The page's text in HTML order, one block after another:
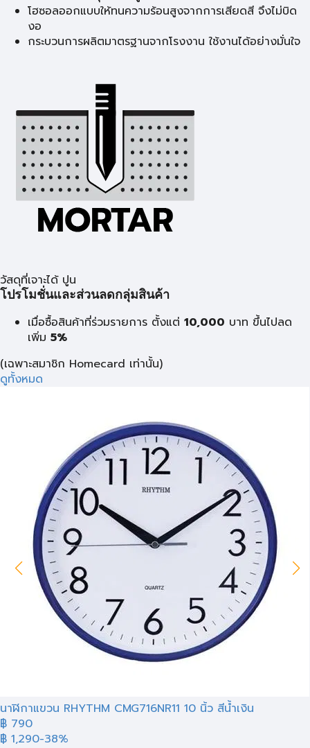
โฮซอลออกแบบให้ทนความร้อนสูงจากการเสียดสี จึงไม่บิด
งอ
กระบวนการผลิตมาตรฐานจากโรงงาน ใช้งานได้อย่างมั่นใจ
วัสดุที่เจาะได้ ปูน
โปรโมชั่นและส่วนลดกลุ่มสินค้า
เมื่อซื้อสินค้าที่ร่วมรายการ ตั้งแต่ 10,000 บาท ขึ้นไปลด
เพิ่ม 5%
(เฉพาะสมาชิก Homecard เท่านั้น)
ดูทั้งหมด
นาฬิกาแขวน RHYTHM CMG716NR11 10 นิ้ว สีน้ำเงิน
฿ 790
฿ 1,290-38%